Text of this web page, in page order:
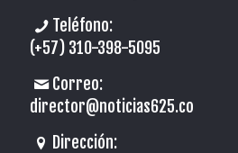
Teléfono:
(+57) 310-398-5095
Correo:
director@noticias625.co
Dirección: